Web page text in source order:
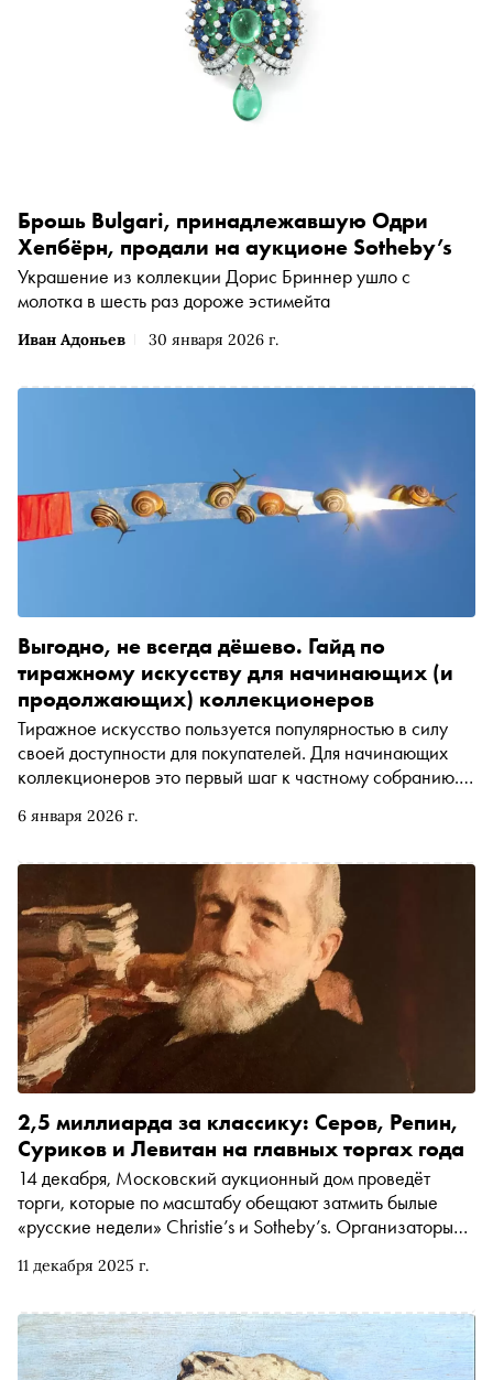
Иван Адоньев 30 января 2026 г.
Брошь Bulgari, принадлежавшую Одри
Хепбёрн, продали на аукционе Sotheby’s
Украшение из коллекции Дорис Бриннер ушло с
молотка в шесть раз дороже эстимейта
6 января 2026 г.
Выгодно, не всегда дёшево. Гайд по
тиражному искусству для начинающих (и
продолжающих) коллекционеров
Тиражное искусство пользуется популярностью в силу
своей доступности для покупателей. Для начинающих
коллекционеров это первый шаг к частному собранию.
для ценителей он — находка, имеющая исторический и
растёт и рынок — пока художники пробуют разные
техники, появляются специализированные галереи и
ярмарки, а коллекционеры обращаются к тиражу как к
ядру собрания. «Сноб» разобрался, что такое тиражное
искусство, как формируется цена на такие объекты и кто
— а главное, зачем — его покупает
11 декабря 2025 г.
2,5 миллиарда за классику: Серов, Репин,
Суриков и Левитан на главных торгах года
14 декабря, Московский аукционный дом проведёт
торги, которые по масштабу обещают затмить былые
«русские недели» Christie’s и Sotheby’s. Организаторы
миллиарда рублей. «Сноб» изучил каталог и выбрал
коллекционеры